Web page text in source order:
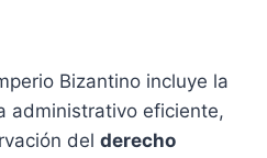
Bizantino incluye la
administrativo eficiente,
del derecho